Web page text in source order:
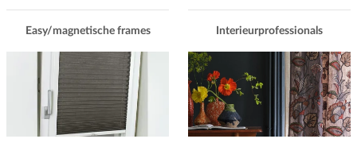
Easy/magnetische frames Interieurprofessionals